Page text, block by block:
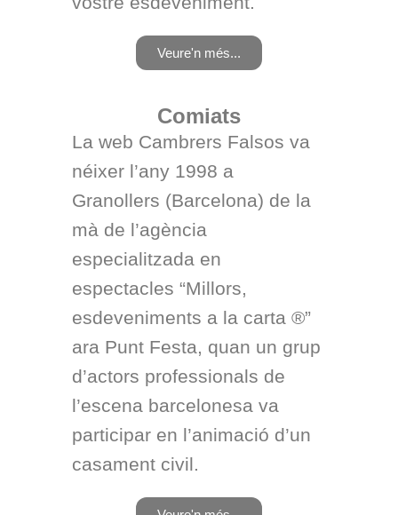
Veure'n més...
Comiats
La web Cambrers Falsos va
néixer l’any 1998 a
Granollers (Barcelona) de la
mà de l’agència
especialitzada en
espectacles “Millors,
esdeveniments a la carta ®”
ara Punt Festa, quan un grup
d’actors professionals de
l’escena barcelonesa va
participar en l’animació d’un
casament civil.